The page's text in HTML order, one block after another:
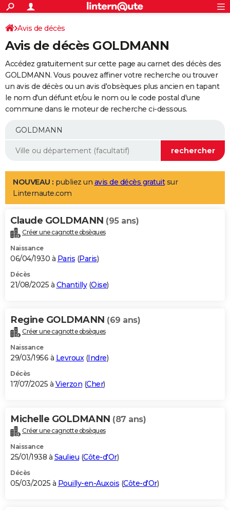
ACTUALITÉS
Politique
Société
Faits Divers
Education
Monde
Villes
+
SPORT
Coupe du monde 2026
Football
Tennis
Cyclisme
Rugby
Forum
Programme TV
TNT
Streaming
Cinéma
Sorties cinéma
Musique
+
FINANCE
Impôts
Immobilier
Risques naturels par ville
Banque
Assurance
Crédit
AUTO
Essais
Réserver un essai
Citadines
Berlines
SUV
Forum auto
+
Mobiles
Meilleur smartphone
Internet
Ordinateurs
Jeux vidéo
Guide high-tech
Aménagement intérieur
LIFESTYLE
Art de vivre
Bien-être
Loisirs
Mode
Modes de vie
Alimentation
Guide de la santé
Maladies
Médicaments
Sommeil
VOYAGE
Destinations
City break
Voyage nature
Voyage de noces
Forum
Climat
+PHOTO
GUIDES D'ACHAT
BONS PLANS
Carte de Noël
Carte Bonne année
Carte Saint-Valentin
Carte Pâques
Carte d'anniversaire
DICTIONNAIRE
Dictionnaire
Biographies
Citations
Expressions
Proverbes
PROGRAMME TV
S'inscrire
Se connecter
Lycées
Collèges
Primaires
Universités
Entreprises
Service militaire
Avis de recherche
AVIS DE DÉCÈS
Bricolage
Lifestyle
Culture
Sport
Auto
Television
Voyage
Cinema
Avis de décès
Avis de décès GOLDMANN
Accédez gratuitement sur cette page au carnet des décès des
GOLDMANN. Vous pouvez affiner votre recherche ou trouver
un avis de décès ou un avis d'obsèques plus ancien en tapant
le nom d'un défunt et/ou le nom ou le code postal d'une
commune dans le moteur de recherche ci-dessous.
NOUVEAU : publiez un avis de décès gratuitsur
Linternaute.com
Claude GOLDMANN (95 ans)
Créer une cagnotte obsèques
Naissance
06/04/1930 à Paris (Paris)
Décès
21/08/2025 à Chantilly(Oise)
Regine GOLDMANN (69 ans)
Créer une cagnotte obsèques
Naissance
29/03/1956 à Levroux(Indre)
Décès
17/07/2025 à Vierzon (Cher)
Michelle GOLDMANN (87 ans)
Créer une cagnotte obsèques
Naissance
25/01/1938 à Saulieu (Côte-d'Or)
Décès
05/03/2025 à Pouilly-en-Auxois (Côte-d'Or)